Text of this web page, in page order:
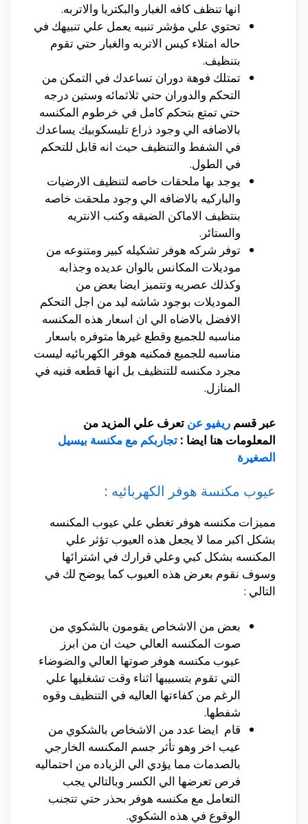
انها تنظف كافه الغبار والبكتريا والاتربه.
تحتوي علي مؤشر تنبيه يعمل علي تنبيهك في
حاله امتلاء كيس الاتربه والغبار حتي تقوم
بتنظيف.
تمتلك فوهة دوران تساعدك في التمكن من
التحكم والدوران حتي ثلاثمائه وستين درجه
حتي تمتع بتحكم كامل في خرطوم المكنسه
بالاضافه الي وجود ذراع تليسكوبيك يساعدك
في الشفط والتنظيف حيث انه قابل للتحكم
في الطول.
يوجد بها ملحقات خاصه لتنظيف الارضيات
والباركيه بالاضافه الي وجود ملحقت خاصه
بنتظيف الاماكن الضيقه وكنب الانتريه
والستائر.
توفر شركه هوفر تشكيله كبير ومتنوعه من
موديلات المكانس بالوان عديده وجذابه
وكذلك عصريه وتتميز ايضا بعض من
الموديلات بوجود شاشه ليد من اجل التحكم
الافضل بالاضاه الي ان اسعار هذه المكنسه
مناسبه للجميع وقطع غيرها متوفره باسعار
مناسبه للجميع فمكنيه هوفر الكهربائيه ليست
مجرد مكنسه للتنظيف بل انها قطعه فنيه في
المنازل.
عبر قسم ريفيو عن تعرف علي المزيد من
المعلومات هنا ايضا : تجاربكم مع مكنسة بيسيل
الصغيرة
عيوب مكنسة هوفر الكهربائيه :
مميزات مكنسه هوفر تغطي علي عيوب المكنسه
بشكل اكبر مما لا يجعل هذه العيوب تؤثر علي
المكنسه بشكل كبي وعلي قرارك في اشترائها
وسوف نقوم بعرض هذه العيوب كما يوضح لك في
التالي :
بعض من الاشخاص يقومون بالشكوي من
صوت المكنسه العالي حيث ان من ابرز
عيوب مكنسه هوفر صوتها العالي والضوضاء
التي تقوم بتسبيبها اثناء وقت تشغليها علي
الرغم من كفاءتها العاليه في التنظيف وقوه
شفطها.
قام ايضا عدد من الاشخاص بالشكوي من
عيب اخر وهو تأثر جسم المكنسه الخارجي
بالصدمات مما يؤدي الي الزياده من احتماليه
فرص تعرضها الي الكسر وبالتالي يجب
التعامل مع مكنسه هوفر بحذر حتي تتجنب
الوقوع في هذه الشكوي.